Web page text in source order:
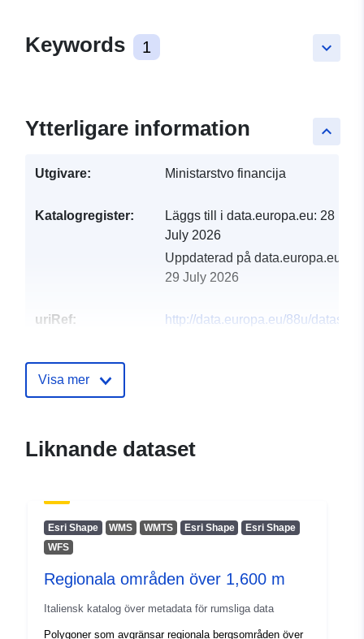
keyboard_arrow_down
Keywords 1
keyboard_arrow_up
Ytterligare information
Utgivare: Ministarstvo financija
Katalogregister: Läggs till i data.europa.eu: 28
July 2026
Uppdaterad på data.europa.eu:
29 July 2026
uriRef:
http://data.europa.eu/88u/dataset/
Visa mer
Liknande dataset
Esri Shape WMS WMTS Esri Shape
Esri Shape
WFS
Regionala områden över 1,600 m
Italiensk katalog över metadata för rumsliga data
Polygoner som avgränsar regionala bergsområden över